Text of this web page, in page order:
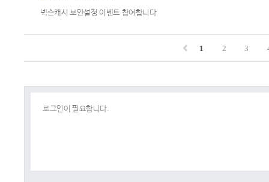
넥슨캐시 보안설정 이벤트 참여합니다
1 2 3